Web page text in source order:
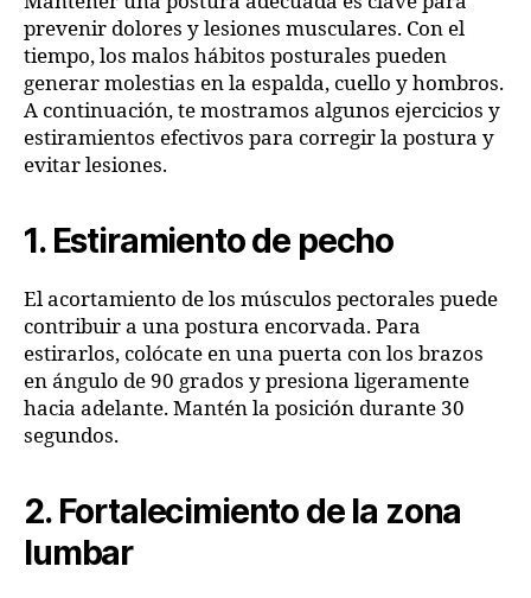
prevenir dolores y lesiones musculares. Con el
tiempo, los malos hábitos posturales pueden
generar molestias en la espalda, cuello y hombros.
A continuación, te mostramos algunos ejercicios y
estiramientos efectivos para corregir la postura y
evitar lesiones.
1. Estiramiento de pecho
El acortamiento de los músculos pectorales puede
contribuir a una postura encorvada. Para
estirarlos, colócate en una puerta con los brazos
en ángulo de 90 grados y presiona ligeramente
hacia adelante. Mantén la posición durante 30
segundos.
2. Fortalecimiento de la zona
lumbar